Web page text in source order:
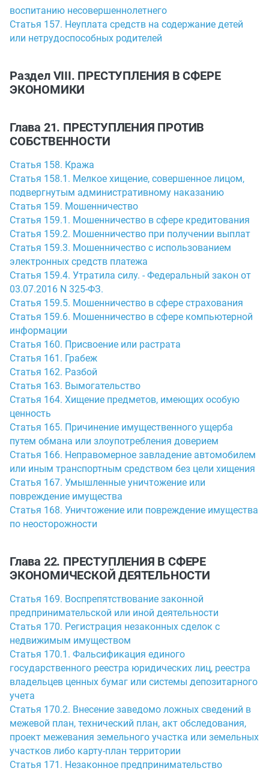
воспитанию несовершеннолетнего
Статья 157. Неуплата средств на содержание детей
или нетрудоспособных родителей
Раздел VIII. ПРЕСТУПЛЕНИЯ В СФЕРЕ
ЭКОНОМИКИ
Глава 21. ПРЕСТУПЛЕНИЯ ПРОТИВ
СОБСТВЕННОСТИ
Статья 158. Кража
Статья 158.1. Мелкое хищение, совершенное лицом,
подвергнутым административному наказанию
Статья 159. Мошенничество
Статья 159.1. Мошенничество в сфере кредитования
Статья 159.2. Мошенничество при получении выплат
Статья 159.3. Мошенничество с использованием
электронных средств платежа
Статья 159.4. Утратила силу. - Федеральный закон от
03.07.2016 N 325-ФЗ.
Статья 159.5. Мошенничество в сфере страхования
Статья 159.6. Мошенничество в сфере компьютерной
информации
Статья 160. Присвоение или растрата
Статья 161. Грабеж
Статья 162. Разбой
Статья 163. Вымогательство
Статья 164. Хищение предметов, имеющих особую
ценность
Статья 165. Причинение имущественного ущерба
путем обмана или злоупотребления доверием
Статья 166. Неправомерное завладение автомобилем
или иным транспортным средством без цели хищения
Статья 167. Умышленные уничтожение или
повреждение имущества
Статья 168. Уничтожение или повреждение имущества
по неосторожности
Глава 22. ПРЕСТУПЛЕНИЯ В СФЕРЕ
ЭКОНОМИЧЕСКОЙ ДЕЯТЕЛЬНОСТИ
Статья 169. Воспрепятствование законной
предпринимательской или иной деятельности
Статья 170. Регистрация незаконных сделок с
недвижимым имуществом
Статья 170.1. Фальсификация единого
государственного реестра юридических лиц, реестра
владельцев ценных бумаг или системы депозитарного
учета
Статья 170.2. Внесение заведомо ложных сведений в
межевой план, технический план, акт обследования,
проект межевания земельного участка или земельных
участков либо карту-план территории
Статья 171. Незаконное предпринимательство